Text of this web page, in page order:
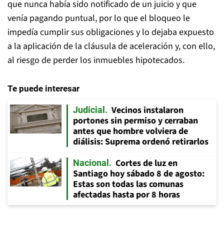
que nunca había sido notificado de un juicio y que
venía pagando puntual, por lo que el bloqueo le
impedía cumplir sus obligaciones y lo dejaba expuesto
a la aplicación de la cláusula de aceleración y, con ello,
al riesgo de perder los inmuebles hipotecados.
Te puede interesar
Judicial
Vecinos instalaron
portones sin permiso y cerraban
antes que hombre volviera de
diálisis: Suprema ordenó retirarlos
Nacional
Cortes de luz en
Santiago hoy sábado 8 de agosto:
Estas son todas las comunas
afectadas hasta por 8 horas